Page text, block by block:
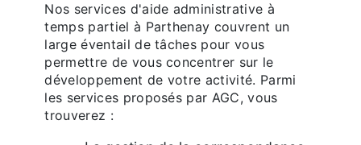
Nos services d'aide administrative à
temps partiel à Parthenay couvrent un
large éventail de tâches pour vous
permettre de vous concentrer sur le
développement de votre activité. Parmi
les services proposés par AGC, vous
trouverez :